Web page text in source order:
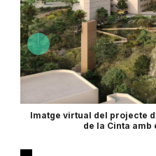
Imatge virtual del projecte
de la Cinta amb